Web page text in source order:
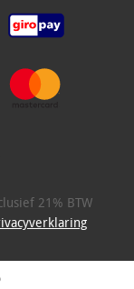
21% BTW